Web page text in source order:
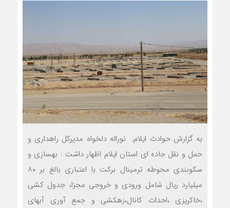
به گزارش حوادث ایلام; نوراله دلخواه مدیرکل راهداری و
حمل و نقل جاده ای استان ایلام اظهار داشت : بهسازی و
سکوبندی محوطه ترمینال برکت با اعتباری بالغ بر ۸۰
میلیارد ریال شامل ورودی و خروجی مجزا، جدول کشی
،خاکریزی ،احداث کانال،زهکشی و جمع آوری آبهای